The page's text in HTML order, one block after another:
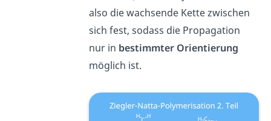
also die wachsende Kette zwischen
sich fest, sodass die Propagation
nur in bestimmter Orientierung
möglich ist.